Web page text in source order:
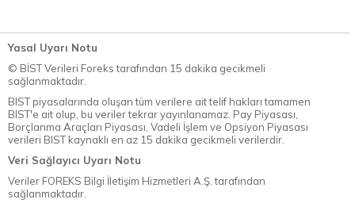
Yasal Uyarı Notu
© BİST Verileri Foreks tarafından 15 dakika gecikmeli
sağlanmaktadır.
BIST piyasalarında oluşan tüm verilere ait telif hakları tamamen
BIST'e ait olup, bu veriler tekrar yayınlanamaz. Pay Piyasası,
Borçlanma Araçları Piyasası, Vadeli İşlem ve Opsiyon Piyasası
verileri BIST kaynaklı en az 15 dakika gecikmeli verilerdir.
Veri Sağlayıcı Uyarı Notu
Veriler FOREKS Bilgi İletişim Hizmetleri A.Ş. tarafından
sağlanmaktadır.